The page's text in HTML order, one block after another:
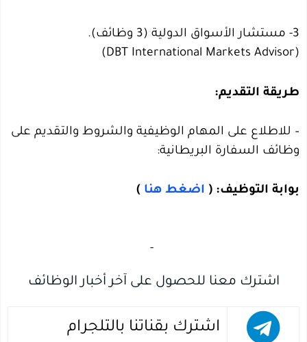
3- مستشار الأسواق الدولية (3 وظائف).
(DBT International Markets Advisor)
طريقة التقديم:
– للاطلاع على المهام الوظيفية والشروط والتقديم على
وظائف السفارة البريطانية:
بوابة التوظيف: ( اضغط هنا )
-‏
اشترك معنا للحصول على آخر أخبار الوظائف
اشترك بقناتنا بالتلجرام